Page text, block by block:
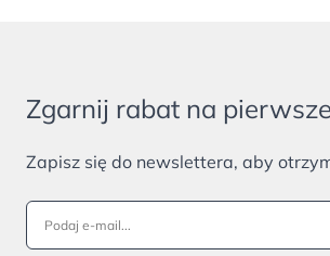
Zgarnij rabat na
Zapisz się do newslettera, aby